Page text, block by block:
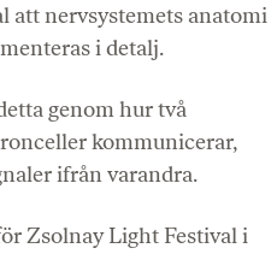
att nervsystemets anatomi
i detalj.
genom hur två
kommunicerar,
ifrån varandra.
Zsolnay Light Festival i